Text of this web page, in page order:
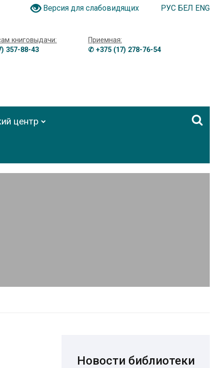
Версия для слабовидящих РУС БЕЛ ENG
книговыдачи:
357-88-43
Приемная:
✆ +375 (17) 278-76-54
центр
Новости библиотеки